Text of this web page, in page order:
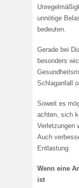
unnötige
bedeuten.
Gerade bei
besonders
Schlaganfall
Soweit es
achten, sich
Verletzungen
Auch
Entlastung.
Wenn eine
ist